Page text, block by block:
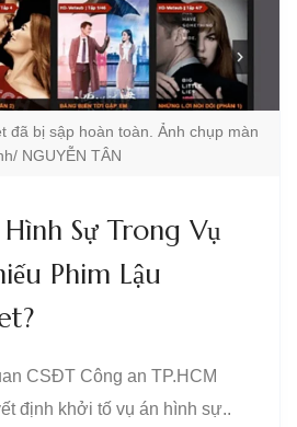
đã bị sập hoàn toàn. Ảnh chụp màn
NGUYỄN TÂN
Sự Trong Vụ
Phim Lậu
CSĐT Công an TP.HCM
định khởi tố vụ án hình sự..